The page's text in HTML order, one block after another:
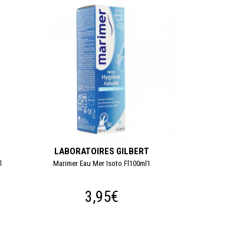
LABORATOIRES GILBERT
Marimer Eau Mer Isoto Fl100ml1
3,95€